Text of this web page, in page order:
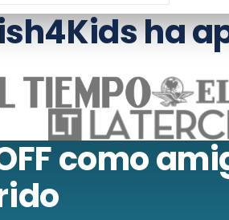
ha
como